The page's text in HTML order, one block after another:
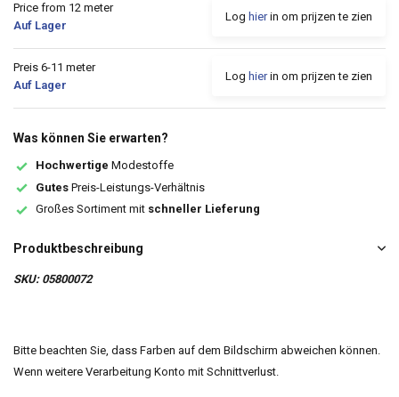
Price from 12 meter
Auf Lager
Log hierin om prijzen te zien
Preis 6-11 meter
Auf Lager
Log hierin om prijzen te zien
Was können Sie erwarten?
Hochwertige Modestoffe
Gutes Preis-Leistungs-Verhältnis
Großes Sortiment mit schneller Lieferung
Produktbeschreibung
SKU: 05800072
Bitte beachten Sie, dass Farben auf dem Bildschirm abweichen können.
Wenn weitere Verarbeitung Konto mit Schnittverlust.